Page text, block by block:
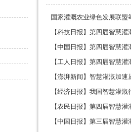
国家灌溉农业绿色发展联盟
【科技日报】第四届智慧
【中国日报】第四届智慧
【工人日报】第四届智慧
【澎湃新闻】智慧灌溉加
【经济日报】我国智慧灌
【农民日报】第四届智慧
【中国日报】第三届智慧